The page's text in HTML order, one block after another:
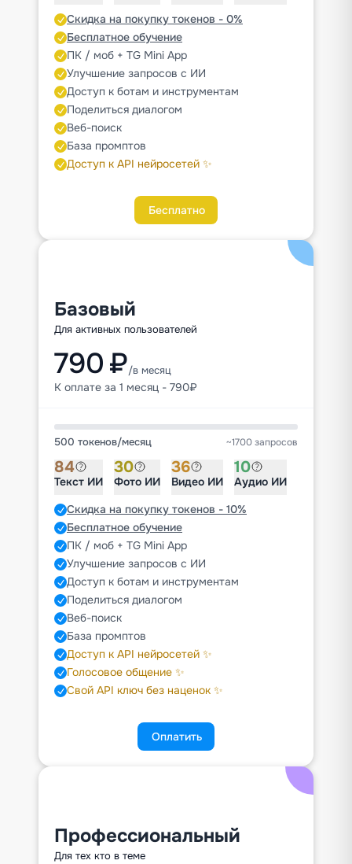
Скидка на покупку токенов - 0%
Бесплатное обучение
ПК / моб + TG Mini App
Улучшение запросов с ИИ
Доступ к ботам и инструментам
Поделиться диалогом
Веб-поиск
База промптов
Доступ к API нейросетей ✨
Бесплатно
Базовый
Для активных пользователей
790 ₽/в месяц
К оплате за 1 месяц - 790₽
500 токенов/месяц ~1700 запросов
84
Текст ИИ
30
Фото ИИ
36
Видео ИИ
10
Аудио ИИ
Скидка на покупку токенов - 10%
Бесплатное обучение
ПК / моб + TG Mini App
Улучшение запросов с ИИ
Доступ к ботам и инструментам
Поделиться диалогом
Веб-поиск
База промптов
Доступ к API нейросетей ✨
Голосовое общение ✨
Свой API ключ без наценок ✨
Оплатить
Профессиональный
Для тех кто в теме